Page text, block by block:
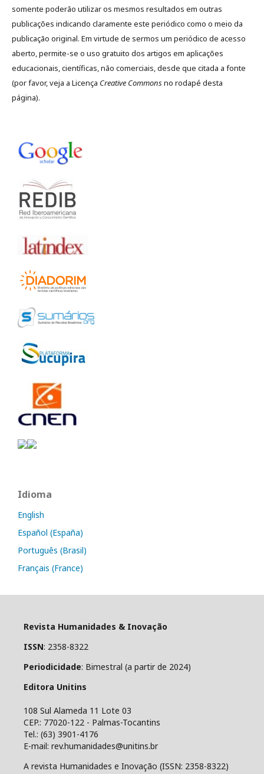
somente poderão utilizar os mesmos resultados em outras
publicações indicando claramente este periódico como o meio da
publicação original. Em virtude de sermos um periódico de acesso
aberto, permite-se o uso gratuito dos artigos em aplicações
educacionais, científicas, não comerciais, desde que citada a fonte
(por favor, veja a Licença Creative Commonsno rodapé desta
página).
Idioma
English
Español (España)
Português (Brasil)
Français (France)
Revista Humanidades & Inovação
ISSN: 2358-8322
Periodicidade: Bimestral (a partir de 2024)
Editora Unitins
108 Sul Alameda 11 Lote 03
CEP.: 77020-122 - Palmas-Tocantins
Tel.: (63) 3901-4176
E-mail: rev.humanidades@unitins.br
A revista Humanidades e Inovação (ISSN: 2358-8322)